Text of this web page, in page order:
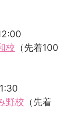
校 （先着100
野校 （先着